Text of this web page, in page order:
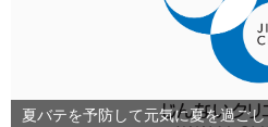
夏バテを予防して元気に夏を過ごし